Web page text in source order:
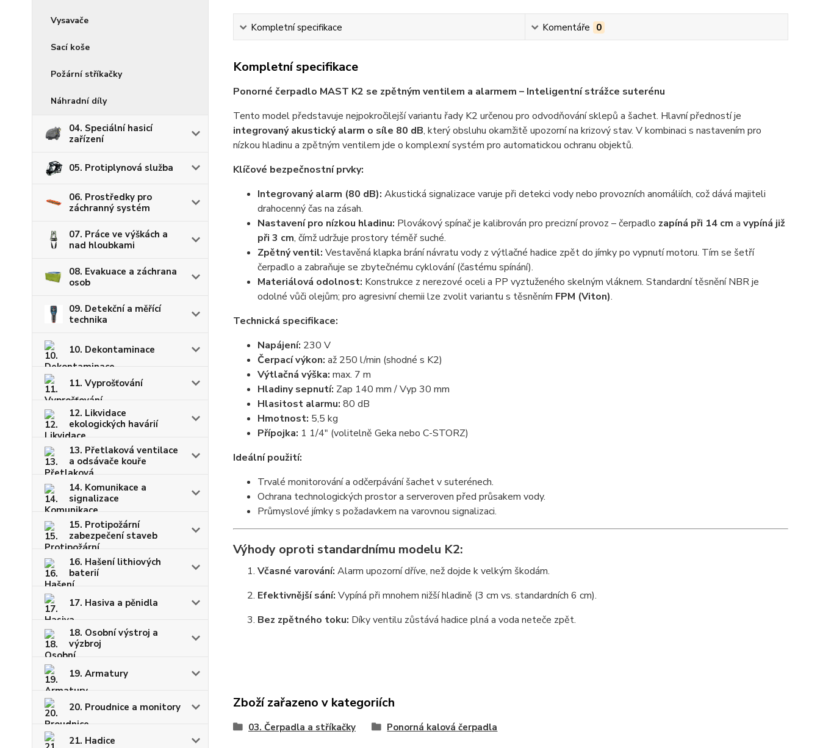
Vysavače
Sací koše
Požární stříkačky
Náhradní díly
04. Speciální hasicí
zařízení
05. Protiplynová služba
06. Prostředky pro
záchranný systém
07. Práce ve výškách a
nad hloubkami
08. Evakuace a záchrana
osob
09. Detekční a měřící
technika
10. Dekontaminace
11. Vyprošťování
12. Likvidace
ekologických havárií
13. Přetlaková ventilace
a odsávače kouře
14. Komunikace a
signalizace
15. Protipožární
zabezpečení staveb
16. Hašení lithiových
baterií
17. Hasiva a pěnidla
18. Osobní výstroj a
výzbroj
19. Armatury
20. Proudnice a monitory
21. Hadice
Kompletní specifikace Komentáře 0
Kompletní specifikace
Ponorné čerpadlo MAST K2 se zpětným ventilem a alarmem – Inteligentní strážce suterénu
Tento model představuje nejpokročilejší variantu řady K2 určenou pro odvodňování sklepů a šachet. Hlavní předností je
integrovaný akustický alarm o síle 80 dB, který obsluhu okamžitě upozorní na krizový stav. V kombinaci s nastavením pro
nízkou hladinu a zpětným ventilem jde o komplexní systém pro automatickou ochranu objektů.
Klíčové bezpečnostní prvky:
Integrovaný alarm (80 dB): Akustická signalizace varuje při detekci vody nebo provozních anomáliích, což dává majiteli
drahocenný čas na zásah.
Nastavení pro nízkou hladinu: Plovákový spínač je kalibrován pro precizní provoz – čerpadlo zapíná při 14 cm a vypíná již
při 3 cm, čímž udržuje prostory téměř suché.
Zpětný ventil: Vestavěná klapka brání návratu vody z výtlačné hadice zpět do jímky po vypnutí motoru. Tím se šetří
čerpadlo a zabraňuje se zbytečnému cyklování (častému spínání).
Materiálová odolnost: Konstrukce z nerezové oceli a PP vyztuženého skelným vláknem. Standardní těsnění NBR je
odolné vůči olejům; pro agresivní chemii lze zvolit variantu s těsněním FPM (Viton).
Technická specifikace:
Napájení: 230 V
Čerpací výkon: až 250 l/min (shodné s K2)
Výtlačná výška: max. 7 m
Hladiny sepnutí: Zap 140 mm / Vyp 30 mm
Hlasitost alarmu: 80 dB
Hmotnost: 5,5 kg
Přípojka: 1 1/4" (volitelně Geka nebo C-STORZ)
Ideální použití:
Trvalé monitorování a odčerpávání šachet v suterénech.
Ochrana technologických prostor a serveroven před průsakem vody.
Průmyslové jímky s požadavkem na varovnou signalizaci.
Výhody oproti standardnímu modelu K2:
Včasné varování: Alarm upozorní dříve, než dojde k velkým škodám.
Efektivnější sání: Vypíná při mnohem nižší hladině (3 cm vs. standardních 6 cm).
Bez zpětného toku: Díky ventilu zůstává hadice plná a voda neteče zpět.
Zboží zařazeno v kategoriích
03. Čerpadla a stříkačky Ponorná kalová čerpadla